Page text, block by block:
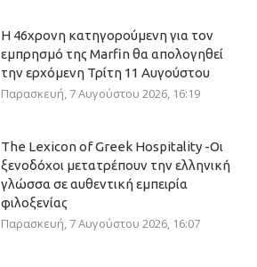
Η 46χρονη κατηγορούμενη για τον
εμπρησμό της Marfin θα απολογηθεί
την ερχόμενη Τρίτη 11 Αυγούστου
Παρασκευή, 7 Αυγούστου 2026, 16:19
The Lexicon of Greek Hospitality -Οι
ξενοδόχοι μετατρέπουν την ελληνική
γλώσσα σε αυθεντική εμπειρία
φιλοξενίας
Παρασκευή, 7 Αυγούστου 2026, 16:07